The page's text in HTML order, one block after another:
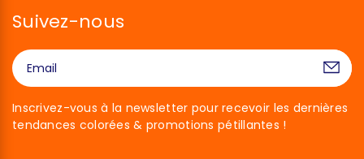
Suivez-nous
Inscrivez-vous à la newsletter pour recevoir les dernières
tendances colorées & promotions pétillantes !